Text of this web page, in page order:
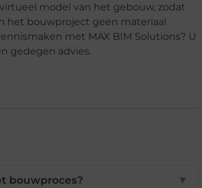
model van het gebouw, zodat
het bouwproject geen materiaal
met MAX BIM Solutions? U
gedegen advies.
bouwproces? ▼